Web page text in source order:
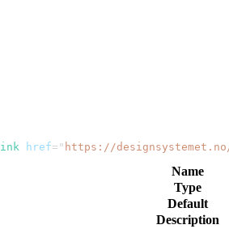
href= " https://
Name
Type
Default
Description